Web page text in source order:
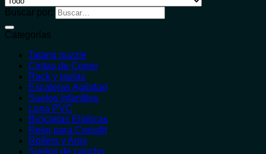
Buscar por:
Categorías
Tatami puzzle
Cintas de Correr
Rack y jaulas
Escaleras Agilidad
Suelos Infantiles
Lona PVC
Bicicletas Elípticas
Reloj para Crossfit
Rollers y Aros
Suelos de caucho